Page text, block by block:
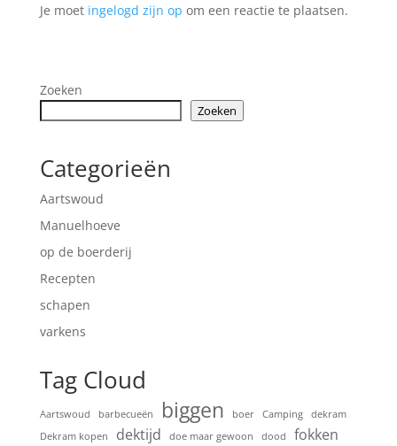
Je moet ingelogd zijn op om een reactie te plaatsen.
Zoeken
Zoeken
Categorieën
Aartswoud
Manuelhoeve
op de boerderij
Recepten
schapen
varkens
Tag Cloud
Aartswoud barbecueën biggen boer Camping
dekram
Dekram kopen
dektijd doe maar gewoon dood
fokken